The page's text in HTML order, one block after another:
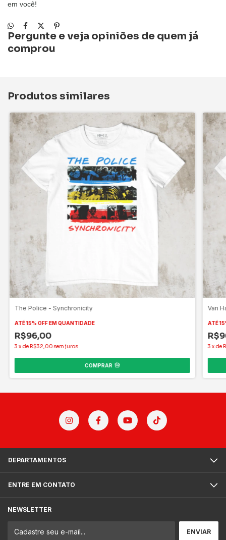
em você!
Pergunte e veja opiniões de quem já
comprou
Produtos similares
The Police - Synchronicity
ATÉ 15% OFF EM QUANTIDADE
R$96,00
3 xde R$32,00 sem juros
COMPRAR
Van
ATÉ
3 xde
DEPARTAMENTOS
ENTRE EM CONTATO
NEWSLETTER